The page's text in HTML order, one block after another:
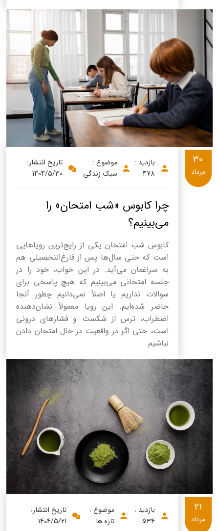
بازدید :
478
موضوع :
سبک زندگی
تاریخ انتشار:
1404/5/30
چرا کابوس «شب امتحان» را
می‌بینیم؟
کابوس شب امتحان یکی از رایج‌ترین رویاهایی
است که حتی سال‌ها پس از فارغ‌التحصیلی هم
به سراغمان می‌آید. در این خواب، خود را در
جلسه امتحانی می‌بینیم که هیچ پاسخی برای
سوالات نداریم یا اصلاً نمی‌دانیم چطور آنجا
حاضر شده‌ایم. این رویا معمولاً نشان‌دهنده
اضطراب، ترس از شکست و فشارهای درونی
است، حتی اگر در واقعیت در حال امتحان دادن
نباشیم.
30
مرداد
بازدید :
534
موضوع :
تازه ها
تاریخ انتشار:
1404/5/21
21
مرداد